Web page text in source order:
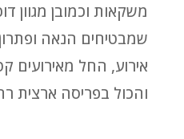
משקאות וכמובן מגוון
שמבטיחים הנאה
אירוע, החל מאירועים
והכול בפריסה ארצית